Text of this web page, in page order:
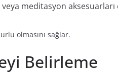
meditasyon aksesuarları
olmasını sağlar.
Belirleme